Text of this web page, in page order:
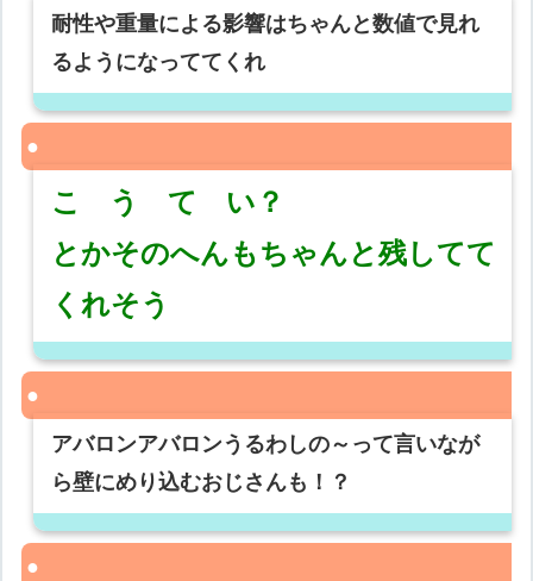
耐性や重量による影響はちゃんと数値で見れ
るようになっててくれ
こ う て い？
とかそのへんもちゃんと残してて
くれそう
アバロンアバロンうるわしの～って言いなが
ら壁にめり込むおじさんも！？